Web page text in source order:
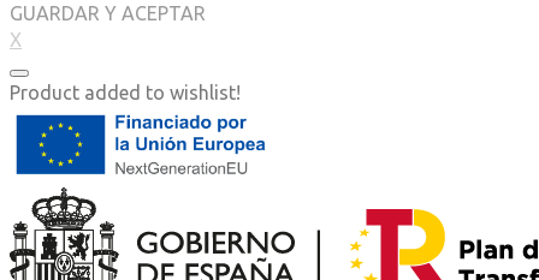
GUARDAR Y ACEPTAR
X
Product added to wishlist!